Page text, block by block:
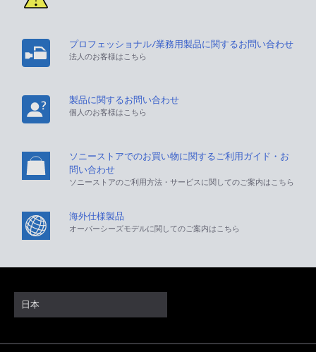
プロフェッショナル/業務用製品に関するお問い合わせ
法人のお客様はこちら
製品に関するお問い合わせ
個人のお客様はこちら
ソニーストアでのお買い物に関するご利用ガイド・お
問い合わせ
ソニーストアのご利用方法・サービスに関してのご案内はこちら
海外仕様製品
オーバーシーズモデルに関してのご案内はこちら
日本